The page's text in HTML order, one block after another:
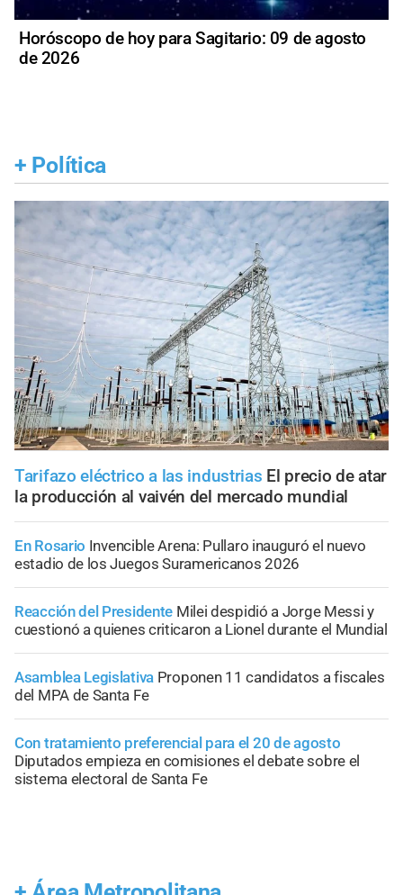
Horóscopo de hoy para Sagitario: 09 de agosto
de 2026
+ Política
Tarifazo eléctrico a las industrias El precio de atar
la producción al vaivén del mercado mundial
En Rosario Invencible Arena: Pullaro inauguró el nuevo
estadio de los Juegos Suramericanos 2026
Reacción del Presidente Milei despidió a Jorge Messi y
cuestionó a quienes criticaron a Lionel durante el Mundial
Asamblea Legislativa Proponen 11 candidatos a fiscales
del MPA de Santa Fe
Con tratamiento preferencial para el 20 de agosto
Diputados empieza en comisiones el debate sobre el
sistema electoral de Santa Fe